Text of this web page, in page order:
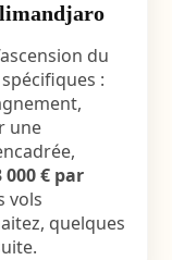
du
:
une
000 € par
vols
quelques